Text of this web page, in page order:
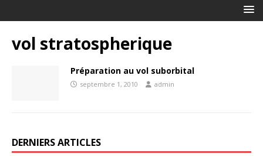
vol stratospherique
Préparation au vol suborbital
septembre 1, 2010 admin
DERNIERS ARTICLES